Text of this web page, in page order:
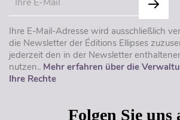
Ihre E-Mail-Adresse wird ausschließlich
die Newsletter der Éditions Ellipses
jederzeit den in der Newsletter
nutzen.. Mehr erfahren über die
Ihre Rechte
Folgen Sie uns